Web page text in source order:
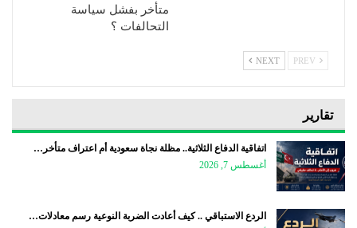
متأخر بفشل سياسة
التحالفات ؟
NEXT
تقارير
اتفاقية الدفاع الثلاثية.. مظلة نجاة سعودية أم اعتراف متأخر…
أغسطس 7, 2026
الردع الاستباقي .. كيف أعادت الضربة النوعية رسم معادلات…